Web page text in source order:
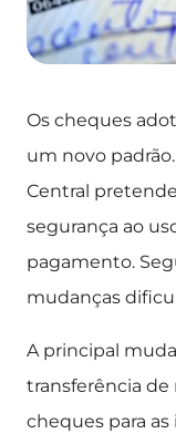
Os cheques
um novo
Central
segurança ao
pagamento.
mudanças
A principal
transferência de
cheques para